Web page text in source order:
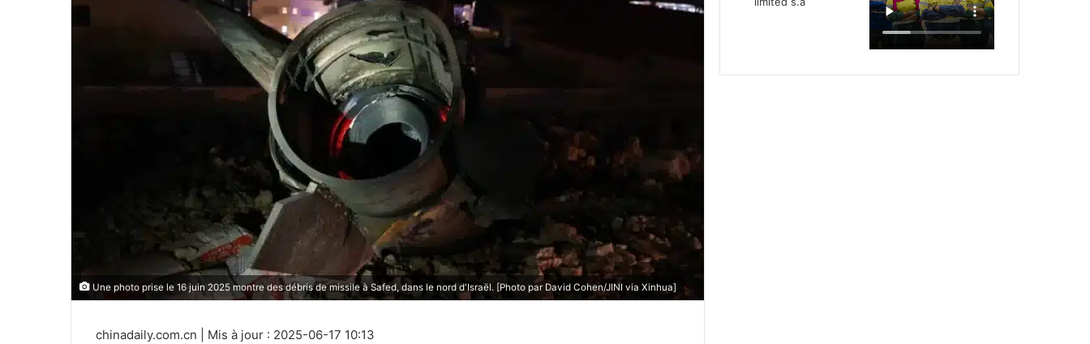
Une photo prise le 16 juin 2025 montre des débris de missile à Safed, dans le nord d'Israël. [Photo par David Cohen/JINI via Xinhua]
chinadaily.com.cn | Mis à jour : 2025-06-17 10:13